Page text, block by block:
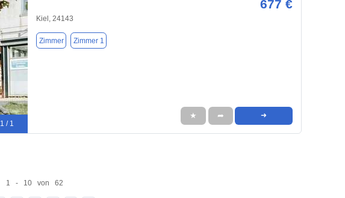
1 / 1
677 €
Kiel, 24143
Zimmer Zimmer 1
★ ➦ ➜
1 - 10 von 62